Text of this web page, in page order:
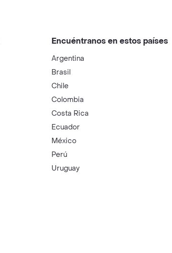
Encuéntranos en estos países
Argentina
Brasil
Chile
Colombia
Costa Rica
Ecuador
México
Perú
Uruguay